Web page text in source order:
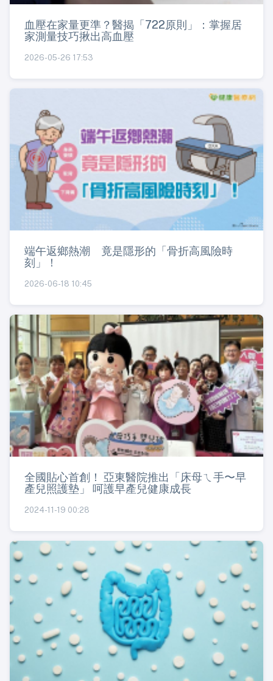
血壓在家量更準？醫揭「722原則」：掌握居
家測量技巧揪出高血壓
2026-05-26 17:53
端午返鄉熱潮 竟是隱形的「骨折高風險時
刻」！
2026-06-18 10:45
全國貼心首創！ 亞東醫院推出「床母ㄟ手〜早
產兒照護墊」 呵護早產兒健康成長
2024-11-19 00:28